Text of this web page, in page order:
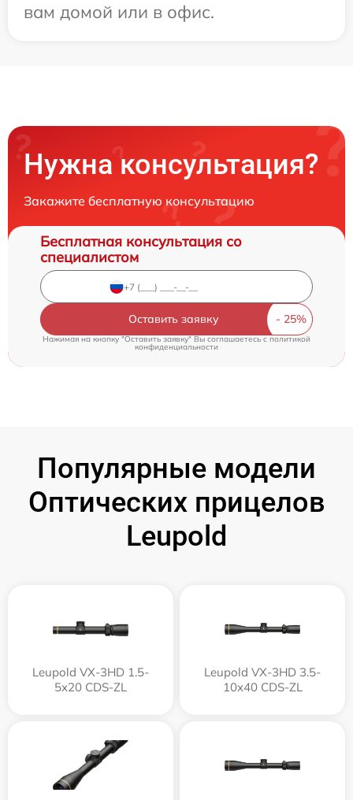
вам домой или в офис.
Нужна консультация?
Закажите бесплатную консультацию
Бесплатная консультация со
специалистом
Оставить заявку
Нажимая на кнопку "Оставить заявку" Вы соглашаетесь cполитикой
конфиденциальности
Популярные модели
Оптических прицелов
Leupold
Leupold VX-3HD 1.5-
5x20 CDS-ZL
Leupold VX-3HD 3.5-
10x40 CDS-ZL